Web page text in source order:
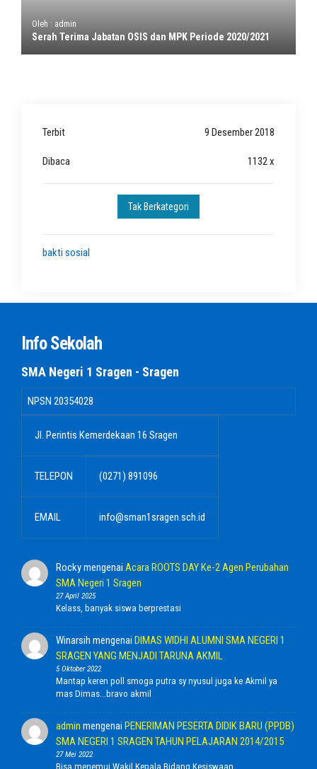
Oleh : admin
Serah Terima Jabatan OSIS dan MPK Periode 2020/2021
Terbit 9 Desember 2018
Dibaca 1132 x
Tak Berkategori
bakti sosial
Info Sekolah
SMA Negeri 1 Sragen - Sragen
NPSN 20354028
Jl. Perintis Kemerdekaan 16 Sragen
TELEPON (0271) 891096
EMAIL info@sman1sragen.sch.id
Rockymengenai Acara ROOTS DAY Ke-2 Agen Perubahan
SMA Negeri 1 Sragen
27 April 2025
Kelass, banyak siswa berprestasi
Winarsih mengenai DIMAS WIDHI ALUMNI SMA NEGERI 1
SRAGEN YANG MENJADI TARUNA AKMIL
5 Oktober 2022
Mantap keren poll smoga putra sy nyusul juga ke Akmil ya
mas Dimas...bravo akmil
admin mengenai PENERIMAN PESERTA DIDIK BARU (PPDB)
SMA NEGERI 1 SRAGEN TAHUN PELAJARAN 2014/2015
27 Mei 2022
Bisa menemui Wakil Kepala Bidang Kesiswaan.